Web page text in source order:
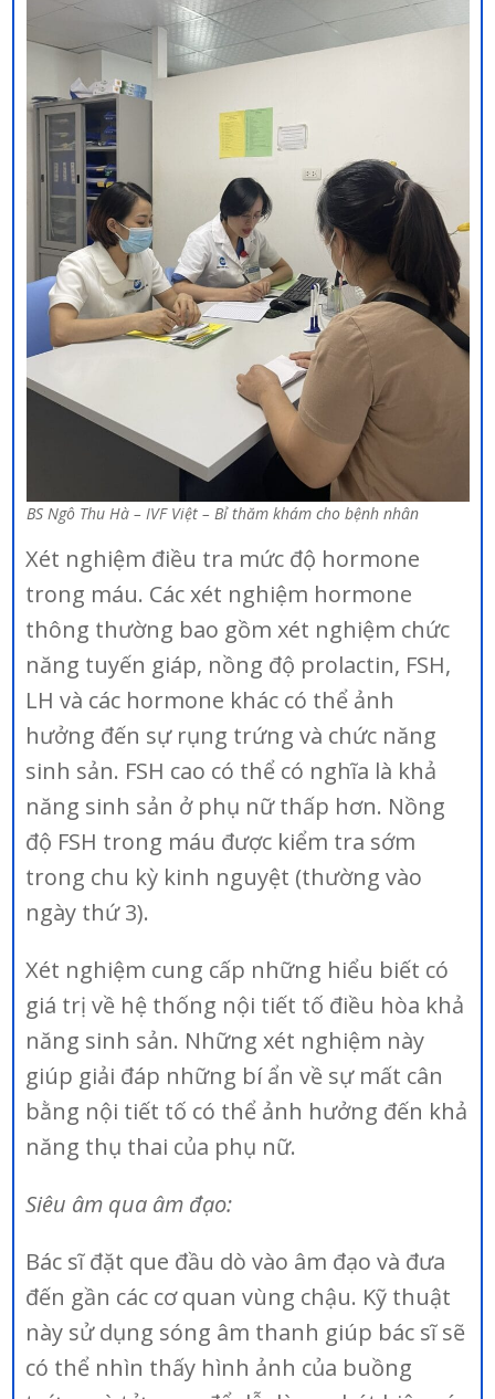
BS Ngô Thu Hà – IVF Việt – Bỉ thăm khám cho bệnh nhân
Xét nghiệm điều tra mức độ hormone
trong máu. Các xét nghiệm hormone
thông thường bao gồm xét nghiệm chức
năng tuyến giáp, nồng độ prolactin, FSH,
LH và các hormone khác có thể ảnh
hưởng đến sự rụng trứng và chức năng
sinh sản. FSH cao có thể có nghĩa là khả
năng sinh sản ở phụ nữ thấp hơn. Nồng
độ FSH trong máu được kiểm tra sớm
trong chu kỳ kinh nguyệt (thường vào
ngày thứ 3).
Xét nghiệm cung cấp những hiểu biết có
giá trị về hệ thống nội tiết tố điều hòa khả
năng sinh sản. Những xét nghiệm này
giúp giải đáp những bí ẩn về sự mất cân
bằng nội tiết tố có thể ảnh hưởng đến khả
năng thụ thai của phụ nữ.
Siêu âm qua âm đạo:
Bác sĩ đặt que đầu dò vào âm đạo và đưa
đến gần các cơ quan vùng chậu. Kỹ thuật
này sử dụng sóng âm thanh giúp bác sĩ sẽ
có thể nhìn thấy hình ảnh của buồng